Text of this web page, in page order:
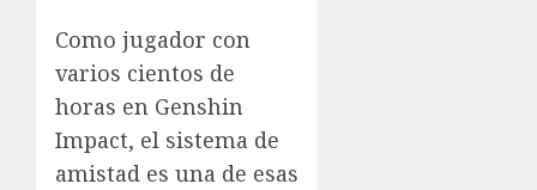
Como jugador con
varios cientos de
horas en Genshin
Impact, el sistema de
amistad es una de esas